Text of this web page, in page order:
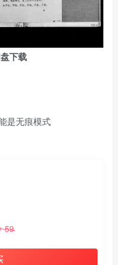
下载
是无痕模式
59